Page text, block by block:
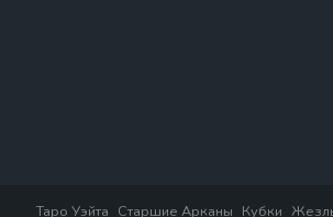
Таро Уэйта Старшие Арканы Кубки